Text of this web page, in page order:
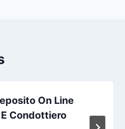
On Line
Condottiero